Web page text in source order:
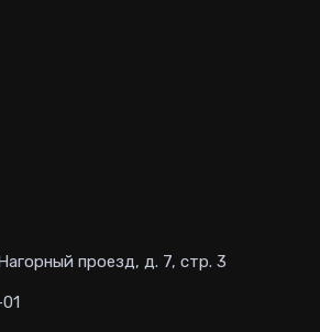
проезд, д. 7, стр. 3